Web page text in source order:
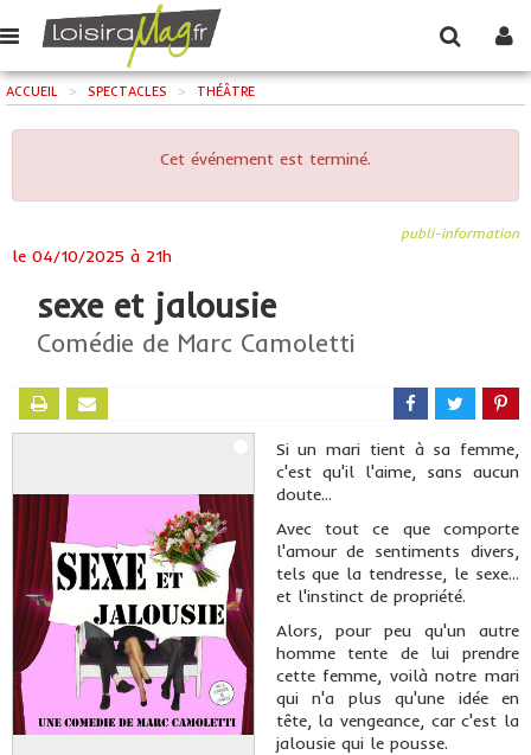
ACCUEIL > SPECTACLES > THÉÂTRE
Cet événement est terminé.
publi-information
le 04/10/2025 à 21h
sexe et jalousie
Comédie de Marc Camoletti
Si un mari tient à sa femme,
c'est qu'il l'aime, sans aucun
doute...
Avec tout ce que comporte
l'amour de sentiments divers,
tels que la tendresse, le sexe...
et l'instinct de propriété.
Alors, pour peu qu'un autre
homme tente de lui prendre
cette femme, voilà notre mari
qui n'a plus qu'une idée en
tête, la vengeance, car c'est la
jalousie qui le pousse.